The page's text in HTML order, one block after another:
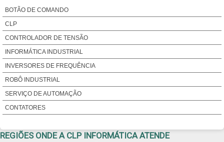
BOTÃO DE COMANDO
CLP
CONTROLADOR DE TENSÃO
INFORMÁTICA INDUSTRIAL
INVERSORES DE FREQUÊNCIA
ROBÔ INDUSTRIAL
SERVIÇO DE AUTOMAÇÃO
CONTATORES
REGIÕES ONDE A CLP INFORMÁTICA ATENDE